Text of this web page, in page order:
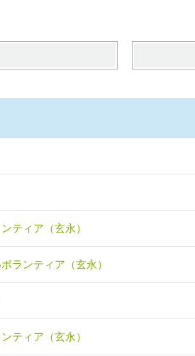
ティア（玄永）
ランティア（玄永）
ティア（玄永）